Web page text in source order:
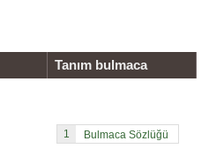
Tanım bulmaca
1